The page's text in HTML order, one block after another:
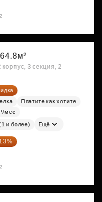
64.8м²
3 секция, 2
Платите как хотите
мес
и более) Ещё